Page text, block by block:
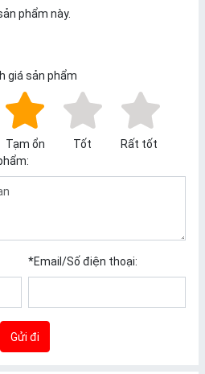
phẩm này.
giá sản phẩm
Tạm ổn Tốt
Rất tốt
*Email/Số điện thoại:
Gửi đi